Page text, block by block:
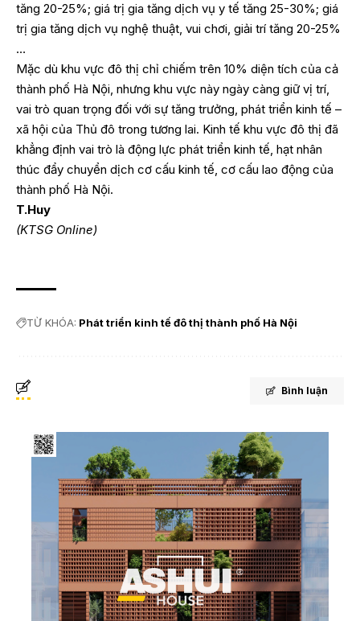
tăng 20-25%; giá trị gia tăng dịch vụ y tế tăng 25-30%; giá
trị gia tăng dịch vụ nghệ thuật, vui chơi, giải trí tăng 20-25%
…
Mặc dù khu vực đô thị chỉ chiếm trên 10% diện tích của cả
thành phố Hà Nội, nhưng khu vực này ngày càng giữ vị trí,
vai trò quan trọng đối với sự tăng trưởng, phát triển kinh tế –
xã hội của Thủ đô trong tương lai. Kinh tế khu vực đô thị đã
khẳng định vai trò là động lực phát triển kinh tế, hạt nhân
thúc đẩy chuyển dịch cơ cấu kinh tế, cơ cấu lao động của
thành phố Hà Nội.
T.Huy
(KTSG Online)
TỪ KHÓA: Phát triển kinh tế đô thị thành phố Hà Nội
Bình luận